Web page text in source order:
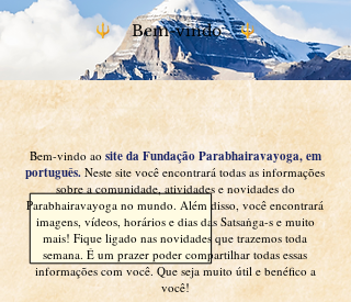
Bem-vindo
Bem-vindo ao site da Fundação Parabhairavayoga, em
português. Neste site você encontrará todas as informações
sobre a comunidade, atividades e novidades do
Parabhairavayoga no mundo. Além disso, você encontrará
imagens, vídeos, horários e dias das Satsaṅga-s e muito
mais! Fique ligado nas novidades que trazemos toda
semana. É um prazer poder compartilhar todas essas
informações com você. Que seja muito útil e benéfico a
você!